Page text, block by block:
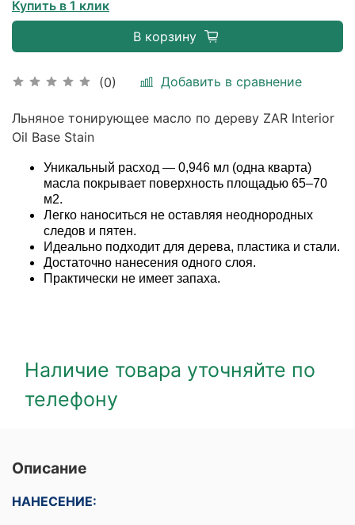
(0) Добавить в сравнение
Купить в 1 клик
В корзину
Льняное тонирующее масло по дереву ZAR Interior
Oil Base Stain
Уникальный расход — 0,946 мл (одна кварта)
масла покрывает поверхность площадью 65–70
м2.
Легко наноситься не оставляя неоднородных
следов и пятен.
Идеально подходит для дерева, пластика и стали.
Достаточно нанесения одного слоя.
Практически не имеет запаха.
Наличие товара уточняйте по
телефону
Описание
НАНЕСЕНИЕ: